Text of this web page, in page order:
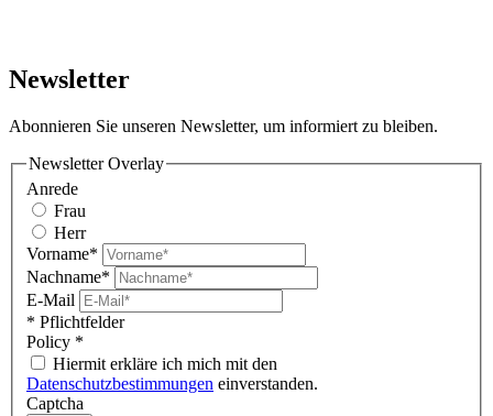
Newsletter
Abonnieren Sie unseren Newsletter, um informiert zu bleiben.
Newsletter Overlay
Anrede
Frau
Herr
Vorname*
Nachname*
E-Mail
* Pflichtfelder
Policy *
Hiermit erkläre ich mich mit den
Datenschutzbestimmungen einverstanden.
Captcha